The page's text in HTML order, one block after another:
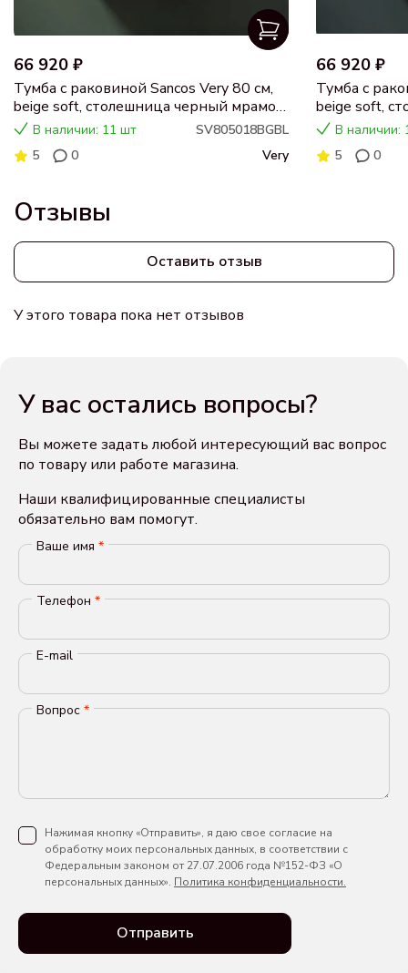
66 920 ₽
Тумба с раковиной Sancos Very 80 см,
beige soft, столешница черный мрамор,
раковина CN5018
В наличии: 11 шт
SV805018BGBL
5
0 Very
66 920 ₽
Тумба с
beige soft,
раковина
В наличии:
5
0
Отзывы
Оставить отзыв
У этого товара пока нет отзывов
У вас остались вопросы?
Вы можете задать любой интересующий вас вопрос
по товару или работе магазина.
Наши квалифицированные специалисты
обязательно вам помогут.
Ваше имя *
Телефон *
E-mail
Вопрос *
Нажимая кнопку «Отправить», я даю свое согласие на
обработку моих персональных данных, в соответствии с
Федеральным законом от 27.07.2006 года №152-ФЗ «О
персональных данных». Политика конфиденциальности.
Отправить